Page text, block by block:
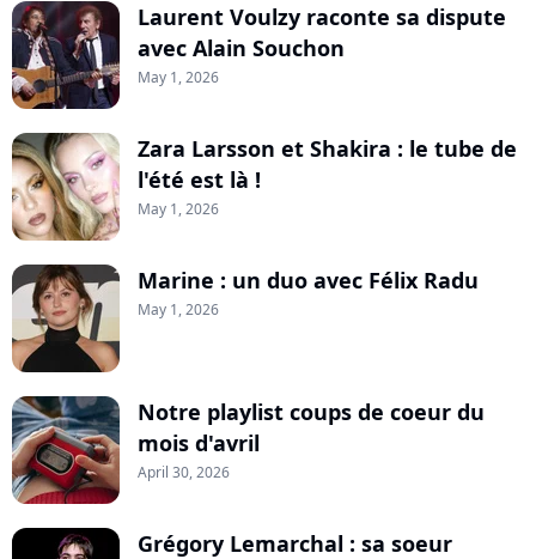
Laurent Voulzy raconte sa dispute
avec Alain Souchon
May 1, 2026
Zara Larsson et Shakira : le tube de
l'été est là !
May 1, 2026
Marine : un duo avec Félix Radu
May 1, 2026
Notre playlist coups de coeur du
mois d'avril
April 30, 2026
Grégory Lemarchal : sa soeur